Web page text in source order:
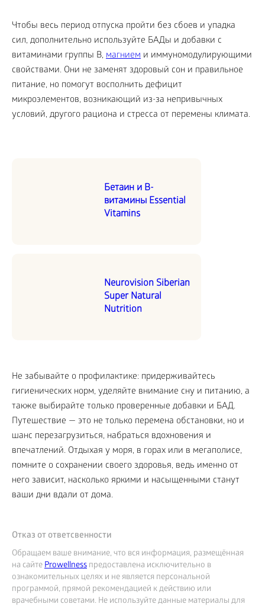
Чтобы весь период отпуска пройти без сбоев и упадка
сил, дополнительно используйте БАДы и добавки с
витаминами группы B, магнием и иммуномодулирующими
свойствами. Они не заменят здоровый сон и правильное
питание, но помогут восполнить дефицит
микроэлементов, возникающий из-за непривычных
условий, другого рациона и стресса от перемены климата.
Бетаин и В-
витамины Essential
Vitamins
Neurovision Siberian
Super Natural
Nutrition
Не забывайте о профилактике: придерживайтесь
гигиенических норм, уделяйте внимание сну и питанию, а
также выбирайте только проверенные добавки и БАД.
Путешествие — это не только перемена обстановки, но и
шанс перезагрузиться, набраться вдохновения и
впечатлений. Отдыхая у моря, в горах или в мегаполисе,
помните о сохранении своего здоровья, ведь именно от
него зависит, насколько яркими и насыщенными станут
ваши дни вдали от дома.
Отказ от ответсвенности
Обращаем ваше внимание, что вся информация, размещённая
на сайтеProwellness предоставлена исключительно в
ознакомительных целях и не является персональной
программой, прямой рекомендацией к действию или
врачебными советами. Не используйте данные материалы для